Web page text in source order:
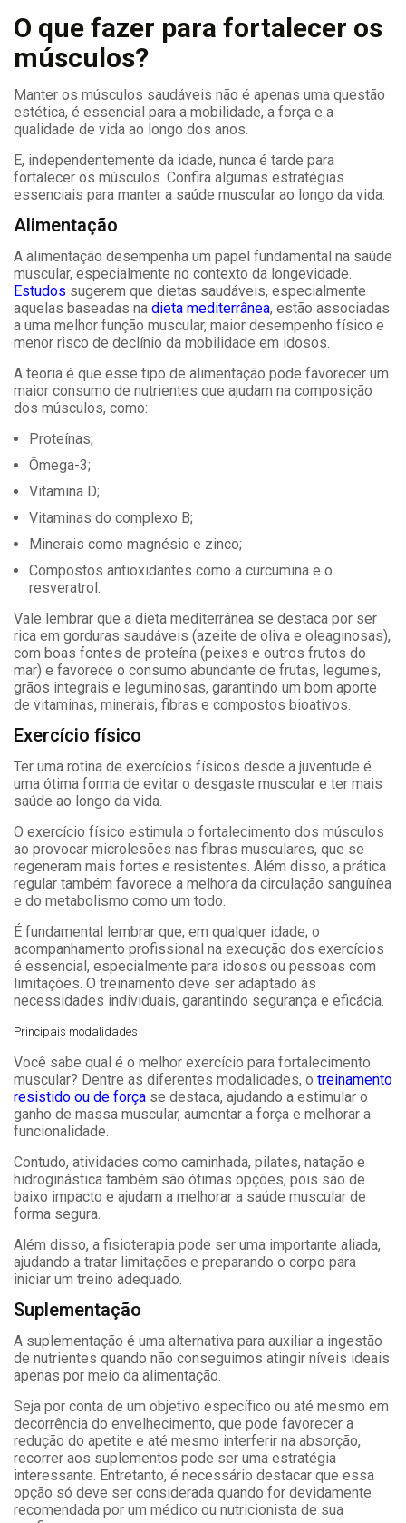
O que fazer para fortalecer os
músculos?
Manter os músculos saudáveis não é apenas uma questão
estética, é essencial para a mobilidade, a força e a
qualidade de vida ao longo dos anos.
E, independentemente da idade, nunca é tarde para
fortalecer os músculos. Confira algumas estratégias
essenciais para manter a saúde muscular ao longo da vida:
Alimentação
A alimentação desempenha um papel fundamental na saúde
muscular, especialmente no contexto da longevidade.
Estudos sugerem que dietas saudáveis, especialmente
aquelas baseadas na dieta mediterrânea, estão associadas
a uma melhor função muscular, maior desempenho físico e
menor risco de declínio da mobilidade em idosos.
A teoria é que esse tipo de alimentação pode favorecer um
maior consumo de nutrientes que ajudam na composição
dos músculos, como:
Proteínas;
Ômega-3;
Vitamina D;
Vitaminas do complexo B;
Minerais como magnésio e zinco;
Compostos antioxidantes como a curcumina e o
resveratrol.
Vale lembrar que a dieta mediterrânea se destaca por ser
rica em gorduras saudáveis (azeite de oliva e oleaginosas),
com boas fontes de proteína (peixes e outros frutos do
mar) e favorece o consumo abundante de frutas, legumes,
grãos integrais e leguminosas, garantindo um bom aporte
de vitaminas, minerais, fibras e compostos bioativos.
Exercício físico
Ter uma rotina de exercícios físicos desde a juventude é
uma ótima forma de evitar o desgaste muscular e ter mais
saúde ao longo da vida.
O exercício físico estimula o fortalecimento dos músculos
ao provocar microlesões nas fibras musculares, que se
regeneram mais fortes e resistentes. Além disso, a prática
regular também favorece a melhora da circulação sanguínea
e do metabolismo como um todo.
É fundamental lembrar que, em qualquer idade, o
acompanhamento profissional na execução dos exercícios
é essencial, especialmente para idosos ou pessoas com
limitações. O treinamento deve ser adaptado às
necessidades individuais, garantindo segurança e eficácia.
Principais modalidades
Você sabe qual é o melhor exercício para fortalecimento
muscular? Dentre as diferentes modalidades, o treinamento
resistido ou de força se destaca, ajudando a estimular o
ganho de massa muscular, aumentar a força e melhorar a
funcionalidade.
Contudo, atividades como caminhada, pilates, natação e
hidroginástica também são ótimas opções, pois são de
baixo impacto e ajudam a melhorar a saúde muscular de
forma segura.
Além disso, a fisioterapia pode ser uma importante aliada,
ajudando a tratar limitações e preparando o corpo para
iniciar um treino adequado.
Suplementação
A suplementação é uma alternativa para auxiliar a ingestão
de nutrientes quando não conseguimos atingir níveis ideais
apenas por meio da alimentação.
Seja por conta de um objetivo específico ou até mesmo em
decorrência do envelhecimento, que pode favorecer a
redução do apetite e até mesmo interferir na absorção,
recorrer aos suplementos pode ser uma estratégia
interessante. Entretanto, é necessário destacar que essa
opção só deve ser considerada quando for devidamente
recomendada por um médico ou nutricionista de sua